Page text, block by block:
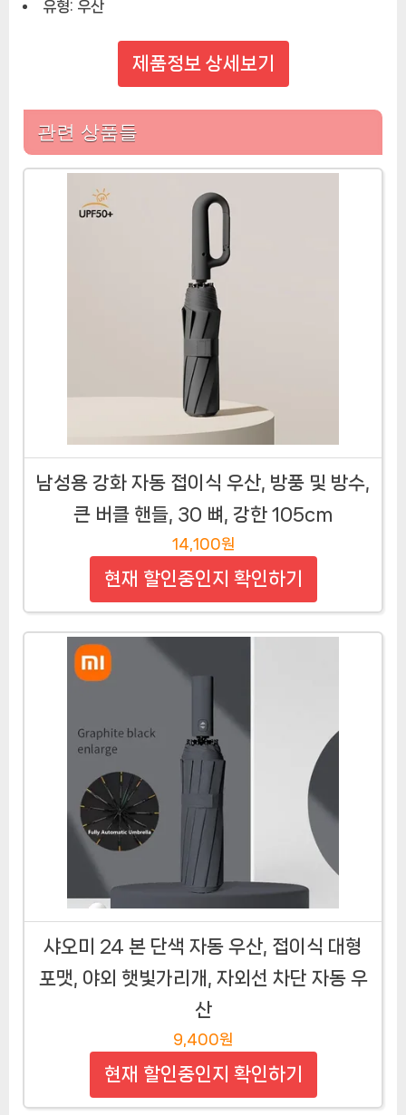
유형: 우산
제품정보 상세보기
관련 상품들
남성용 강화 자동 접이식 우산, 방풍 및 방수,
큰 버클 핸들, 30 뼈, 강한 105cm
14,100원
현재 할인중인지 확인하기
샤오미 24 본 단색 자동 우산, 접이식 대형
포맷, 야외 햇빛가리개, 자외선 차단 자동 우
산
9,400원
현재 할인중인지 확인하기